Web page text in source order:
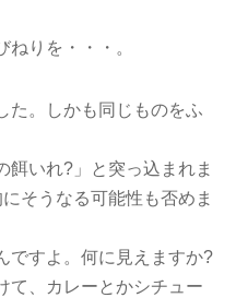
りを・・・。
た。しかも同じものをふ
餌いれ?」と突っ込まれま
そうなる可能性も否めま
ですよ。何に見えますか?
て、カレーとかシチュー